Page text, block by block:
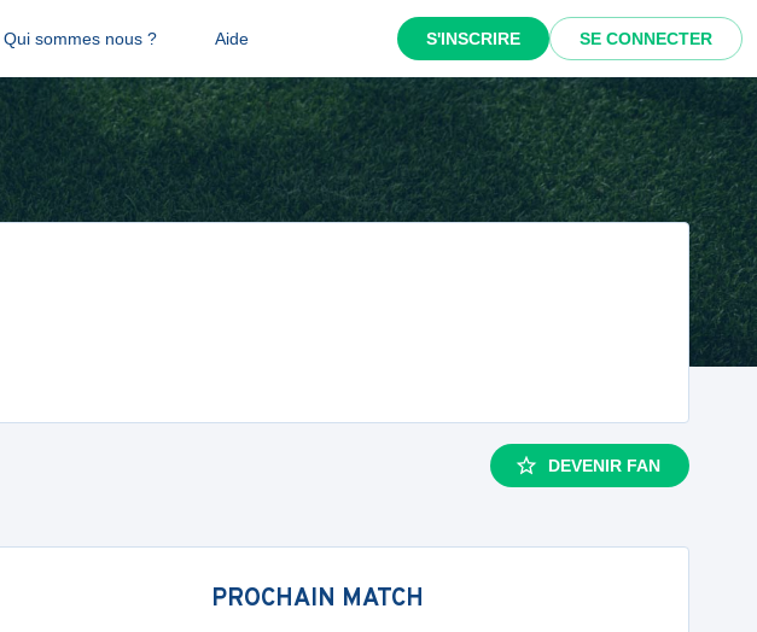
Qui sommes nous ? Aide S'INSCRIRE SE CONNECTER
DEVENIR FAN
PROCHAIN MATCH